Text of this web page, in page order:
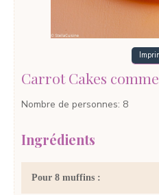
Carrot Cakes
Nombre de personnes: 8
Ingrédients
Pour 8 muffins :